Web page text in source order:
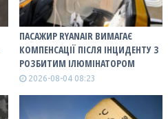
ПАСАЖИР RYANAIR ВИМАГАЄ
КОМПЕНСАЦІЇ ПІСЛЯ ІНЦИДЕНТУ З
РОЗБИТИМ ІЛЮМІНАТОРОМ
2026-08-04 08:23